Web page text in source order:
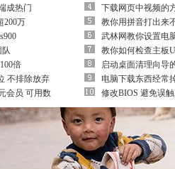
成热门
200万
倍
不排除放弃
会员 可用数
下载网页中视频的
教你用拼音打出来
武林网教你设置电
教你如何检查主板
启动桌面清理向导
电脑下载东西经常
修改BIOS 避免误